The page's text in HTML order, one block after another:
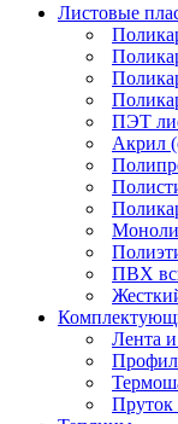
Листовые
ПЭТ
Акрил
ПВХ
Лента
Пруток